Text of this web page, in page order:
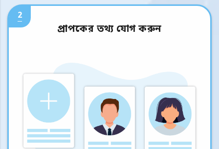
2
প্রাপকের তথ্য যোগ করুন